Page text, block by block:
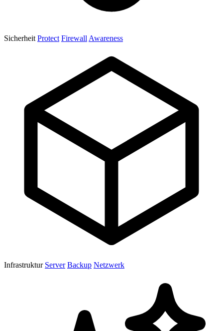
Sicherheit Protect Firewall Awareness
Infrastruktur Server Backup Netzwerk